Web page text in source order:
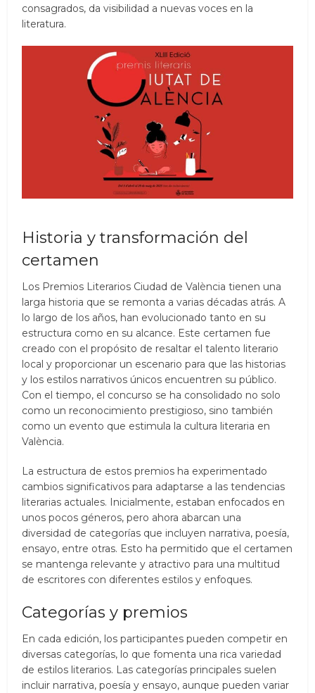
consagrados, da visibilidad a nuevas voces en la
literatura.
Historia y transformación del
certamen
Los Premios Literarios Ciudad de València tienen una
larga historia que se remonta a varias décadas atrás. A
lo largo de los años, han evolucionado tanto en su
estructura como en su alcance. Este certamen fue
creado con el propósito de resaltar el talento literario
local y proporcionar un escenario para que las historias
y los estilos narrativos únicos encuentren su público.
Con el tiempo, el concurso se ha consolidado no solo
como un reconocimiento prestigioso, sino también
como un evento que estimula la cultura literaria en
València.
La estructura de estos premios ha experimentado
cambios significativos para adaptarse a las tendencias
literarias actuales. Inicialmente, estaban enfocados en
unos pocos géneros, pero ahora abarcan una
diversidad de categorías que incluyen narrativa, poesía,
ensayo, entre otras. Esto ha permitido que el certamen
se mantenga relevante y atractivo para una multitud
de escritores con diferentes estilos y enfoques.
Categorías y premios
En cada edición, los participantes pueden competir en
diversas categorías, lo que fomenta una rica variedad
de estilos literarios. Las categorías principales suelen
incluir narrativa, poesía y ensayo, aunque pueden variar